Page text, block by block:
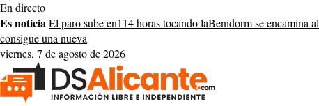
Saltar
al
contenido
En directo
Es noticiaEl paro sube en114 horas tocando laBenidorm se encamina al
consigue una nueva
viernes, 7 de agosto de 2026